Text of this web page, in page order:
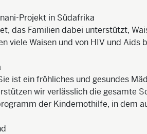
Projekt in Südafrika
das Familien dabei unterstützt,
viele Waisen und von HIV und Aids
ist ein fröhliches und gesundes
wir verlässlich die gesamte
der Kindernothilfe, in dem